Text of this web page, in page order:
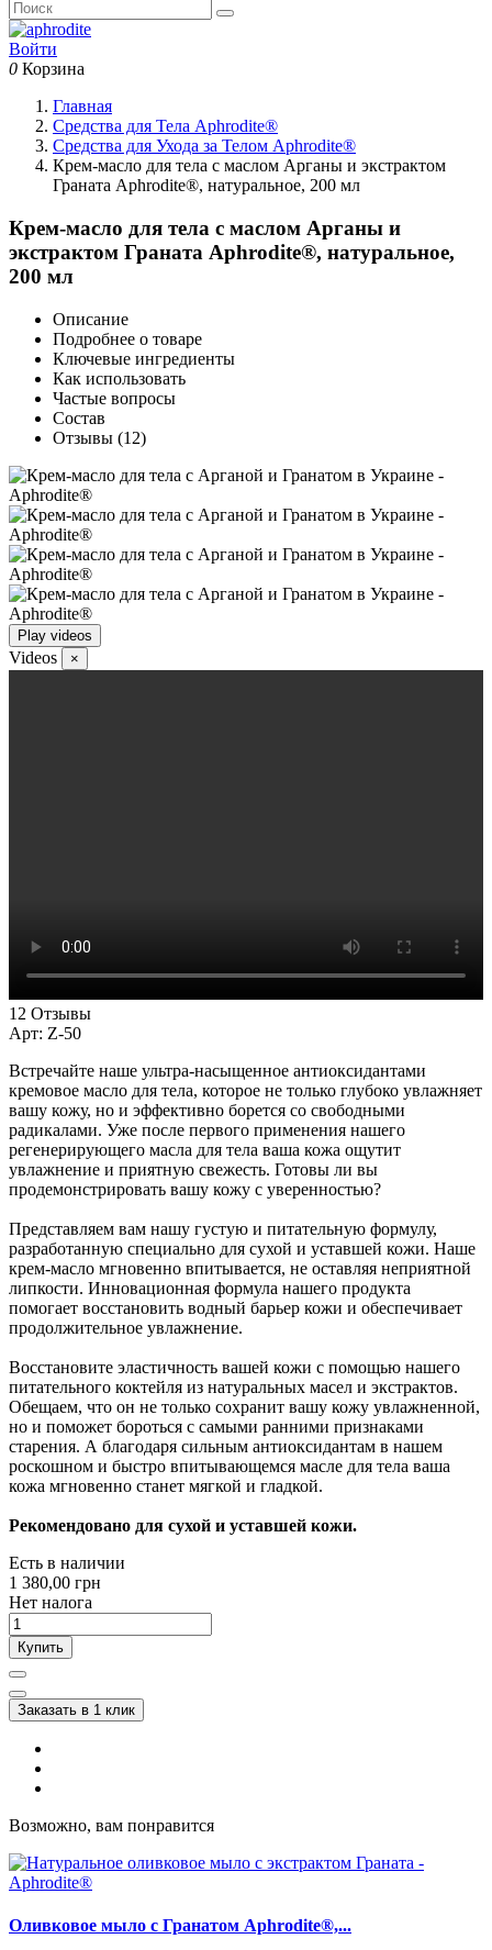
Войти
0 Корзина
Главная
Средства для Тела Aphrodite®
Средства для Ухода за Телом Aphrodite®
Крем-масло для тела с маслом Арганы и экстрактом
Граната Aphrodite®, натуральное, 200 мл
Крем-масло для тела с маслом Арганы и
экстрактом Граната Aphrodite®, натуральное,
200 мл
Описание
Подробнее о товаре
Ключевые ингредиенты
Как использовать
Частые вопросы
Состав
Отзывы (12)
Play videos
Videos ×
12 Отзывы
Арт: Z-50
Встречайте наше ультра-насыщенное антиоксидантами
кремовое масло для тела, которое не только глубоко увлажняет
вашу кожу, но и эффективно борется со свободными
радикалами. Уже после первого применения нашего
регенерирующего масла для тела ваша кожа ощутит
увлажнение и приятную свежесть. Готовы ли вы
продемонстрировать вашу кожу с уверенностью?
Представляем вам нашу густую и питательную формулу,
разработанную специально для сухой и уставшей кожи. Наше
крем-масло мгновенно впитывается, не оставляя неприятной
липкости. Инновационная формула нашего продукта
помогает восстановить водный барьер кожи и обеспечивает
продолжительное увлажнение.
Восстановите эластичность вашей кожи с помощью нашего
питательного коктейля из натуральных масел и экстрактов.
Обещаем, что он не только сохранит вашу кожу увлажненной,
но и поможет бороться с самыми ранними признаками
старения. А благодаря сильным антиоксидантам в нашем
роскошном и быстро впитывающемся масле для тела ваша
кожа мгновенно станет мягкой и гладкой.
Рекомендовано для сухой и уставшей кожи.
Есть в наличии
1 380,00 грн
Нет налога
Купить
Заказать в 1 клик
Возможно, вам понравится
Оливковое мыло с Гранатом Aphrodite®,...